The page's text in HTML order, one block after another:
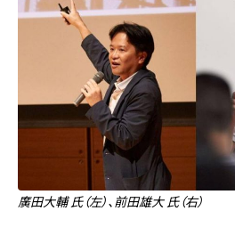
廣田大輔 氏（左）、前田雄大 氏（右）